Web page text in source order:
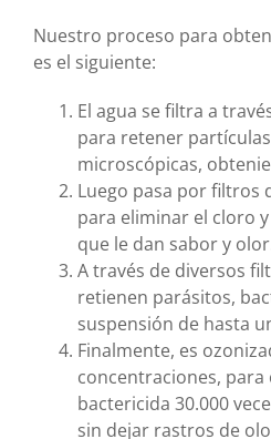
Nuestro proceso para
es el siguiente:
El agua se filtra a
para retener
microscópicas,
Luego pasa por filtros
para eliminar el cloro
que le dan sabor y
A través de diversos
retienen parásitos,
suspensión de hasta
Finalmente, es
concentraciones,
bactericida 30.000
sin dejar rastros de